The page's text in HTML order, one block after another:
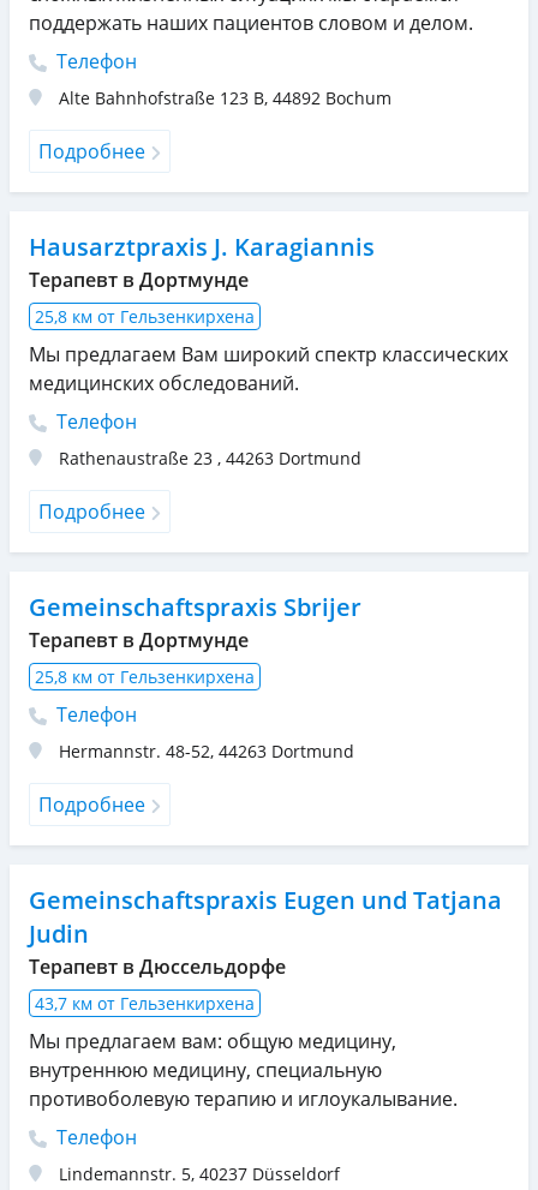
поддержать наших пациентов словом и делом.
Телефон
Alte Bahnhofstraße 123 B, 44892 Bochum
Подробнее
Hausarztpraxis J. Karagiannis
Терапевт в Дортмунде
25,8 км от Гельзенкирхена
Мы предлагаем Вам широкий спектр классических
медицинских обследований.
Телефон
Rathenaustraße 23 , 44263 Dortmund
Подробнее
Gemeinschaftspraxis Sbrijer
Терапевт в Дортмунде
25,8 км от Гельзенкирхена
Телефон
Hermannstr. 48-52, 44263 Dortmund
Подробнее
Gemeinschaftspraxis Eugen und Tatjana
Judin
Терапевт в Дюссельдорфе
43,7 км от Гельзенкирхена
Мы предлагаем вам: общую медицину,
внутреннюю медицину, специальную
противоболевую терапию и иглоукалывание.
Телефон
Lindemannstr. 5, 40237 Düsseldorf